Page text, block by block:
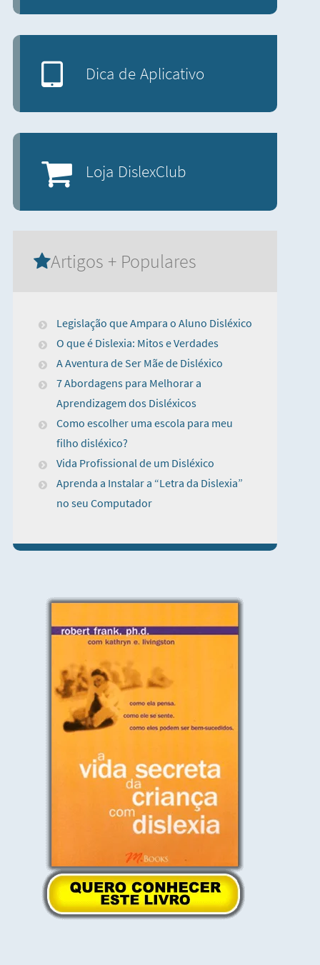
Dica de Aplicativo
Loja DislexClub
Artigos + Populares
Legislação que Ampara o Aluno Disléxico
O que é Dislexia: Mitos e Verdades
A Aventura de Ser Mãe de Disléxico
7 Abordagens para Melhorar a
Aprendizagem dos Disléxicos
Como escolher uma escola para meu
filho disléxico?
Vida Profissional de um Disléxico
Aprenda a Instalar a “Letra da Dislexia”
no seu Computador